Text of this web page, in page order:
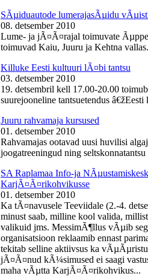
SÃµiduautode lumerajasÃµidu
08. detsember 2010
Lume- ja jÃ¤Ã¤rajal toimuvate
toimuvad Kaiu, Juuru ja Kehtna
Killuke Eesti kultuuri lÃ¤bi tantsu
03. detsember 2010
19. detsembril kell 17.00-20.00
suurejooneline tantsuetendus
Juuru rahvamaja kursused
01. detsember 2010
Rahvamajas ootavad uusi huvilisi
joogatreeningud ning seltskonnatantsu
SA Raplamaa Info-ja
KarjÃ¤Ã¤rikohvikusse
01. detsember 2010
Ka tÃ¤navusele Teeviidale (2.-4.
minust saab, milline kool valida,
valikuid jms. MessimÃ¶llus vÃµib
organisatsioon reklaamib ennast
tekitab selline aktiivsus ka
jÃ¤Ã¤nud kÃ¼simused ei saagi
maha vÃµtta KarjÃ¤Ã¤rikohvikus...